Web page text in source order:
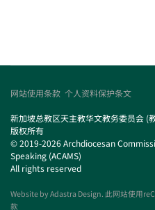
网站使用条款 个人资料保护条文
新加坡总教区天主教华文教务委员会 (教
版权所有
© 2019-2026 Archdiocesan
Speaking (ACAMS)
All rights reserved
Website byAdastra Design. 此网站使用
款